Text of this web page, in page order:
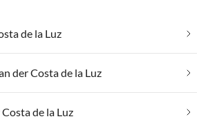
de la Luz
der Costa de la Luz
de la Luz